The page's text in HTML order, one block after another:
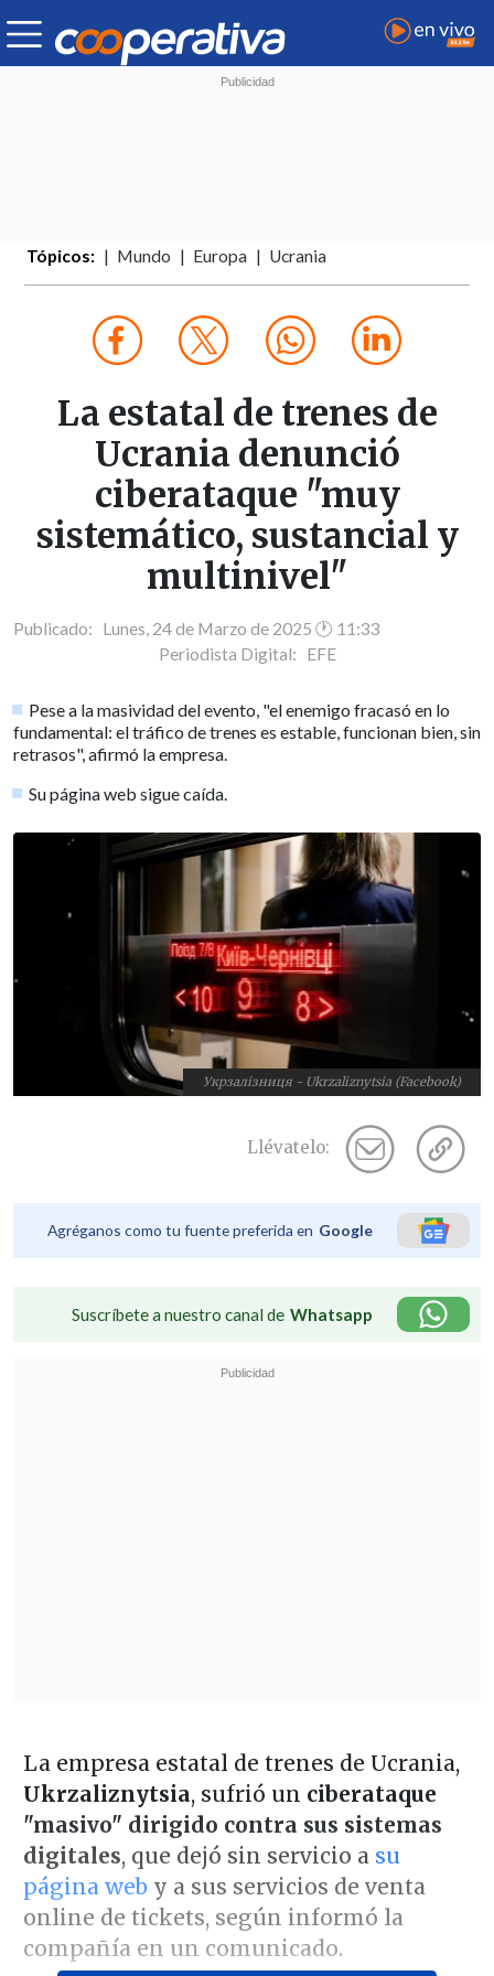
Tópicos: Mundo Europa Ucrania
La estatal de trenes de
Ucrania denunció
ciberataque "muy
sistemático, sustancial y
multinivel"
Publicado: Lunes, 24 de Marzo de 2025 🕐 11:33
Periodista Digital: EFE
Pese a la masividad del evento, "el enemigo fracasó en lo
fundamental: el tráfico de trenes es estable, funcionan bien, sin
retrasos", afirmó la empresa.
Su página web sigue caída.
Укрзалізниця - Ukrzaliznytsia (Facebook)
Llévatelo:
Agréganos como tu fuente preferida en Google
Suscríbete a nuestro canal de Whatsapp
La empresa estatal de trenes de Ucrania,
Ukrzaliznytsia, sufrió un ciberataque
"masivo" dirigido contra sus sistemas
digitales, que dejó sin servicio a su
página web y a sus servicios de venta
online de tickets, según informó la
compañía en un comunicado.